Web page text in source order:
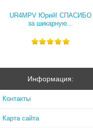
UR4MPV Юрий! СПАСИБО
за шикарную...
Информация:
Контакты
Карта сайта